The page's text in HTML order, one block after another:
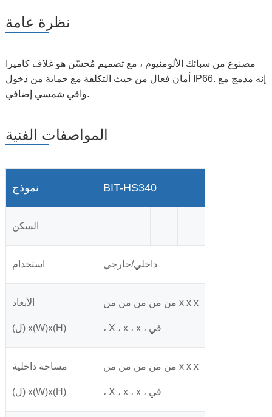
نظرة عامة
مصنوع من سبائك الألومنيوم ، مع تصميم مُحسّن هو غلاف كاميرا
أمان فعال من حيث التكلفة مع حماية من دخول IP66. إنه مدمج مع
واقي شمسي إضافي.
المواصفات الفنية
نموذج BIT-HS340
السكن
استخدام داخلي/خارجي
الأبعاد
(ل) x(W)x(H)
من من من من من x x x
، X ، x ، x ، في
مساحة داخلية
(ل) x(W)x(H)
من من من من من x x x
، X ، x ، x ، في